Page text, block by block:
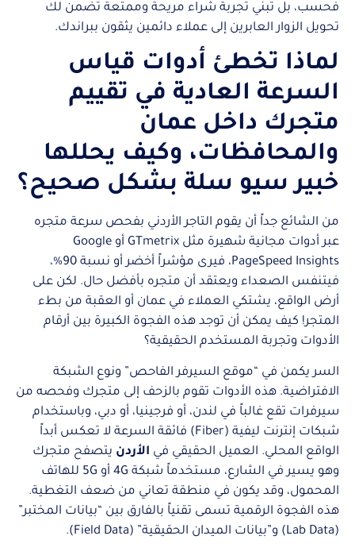
فحسب، بل تبني تجربة شراء مريحة وممتعة تضمن لك
تحويل الزوار العابرين إلى عملاء دائمين يثقون ببراندك.
لماذا تخطئ أدوات قياس
السرعة العادية في تقييم
متجرك داخل عمان
والمحافظات، وكيف يحللها
خبير سيو سلة بشكل صحيح؟
من الشائع جداً أن يقوم التاجر الأردني بفحص سرعة متجره
عبر أدوات مجانية شهيرة مثل GTmetrix أو Google
PageSpeed Insights، فيرى مؤشراً أخضر أو نسبة 90%،
فيتنفس الصعداء ويعتقد أن متجره بأفضل حال. لكن على
أرض الواقع، يشتكي العملاء في عمان أو العقبة من بطء
المتجر! كيف يمكن أن توجد هذه الفجوة الكبيرة بين أرقام
الأدوات وتجربة المستخدم الحقيقية؟
السر يكمن في “موقع السيرفر الفاحص” ونوع الشبكة
الافتراضية. هذه الأدوات تقوم بالزحف إلى متجرك وفحصه من
سيرفرات تقع غالباً في لندن، أو فرجينيا، أو دبي، وباستخدام
شبكات إنترنت ليفية (Fiber) فائقة السرعة لا تعكس أبداً
الواقع المحلي. العميل الحقيقي في الأردن يتصفح متجرك
وهو يسير في الشارع، مستخدماً شبكة 4G أو 5G للهاتف
المحمول، وقد يكون في منطقة تعاني من ضعف التغطية.
هذه الفجوة الرقمية تسمى تقنياً بالفارق بين “بيانات المختبر”
(Lab Data) و”بيانات الميدان الحقيقية” (Field Data).